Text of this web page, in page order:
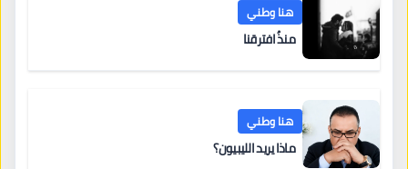
هنا وطني
منذُ افترقنا
هنا وطني
ماذا يريد الليبيون؟